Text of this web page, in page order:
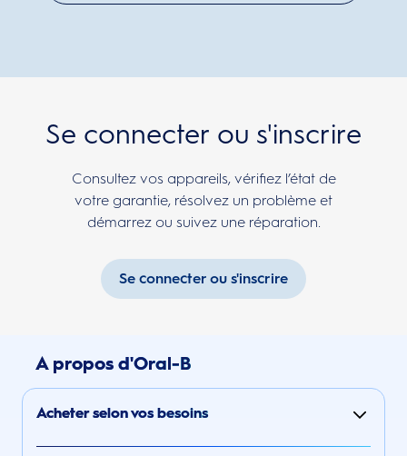
Se connecter ou s'inscrire
Consultez vos appareils, vérifiez l’état de
votre garantie, résolvez un problème et
démarrez ou suivez une réparation.
Se connecter ou s'inscrire
A propos d'Oral-B
Acheter selon vos besoins